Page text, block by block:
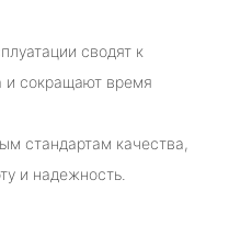
сводят к
и сокращают время
стандартам качества,
и надежность.